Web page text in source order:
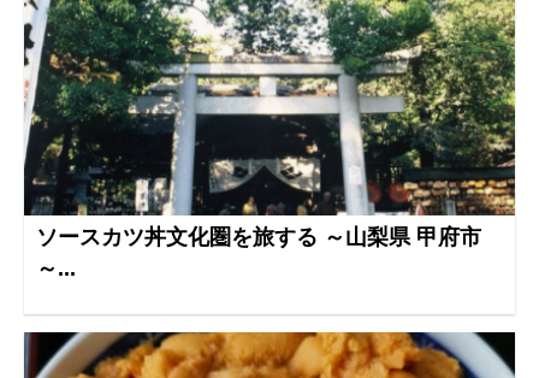
ソースカツ丼文化圏を旅する ～山梨県 甲府市
～...